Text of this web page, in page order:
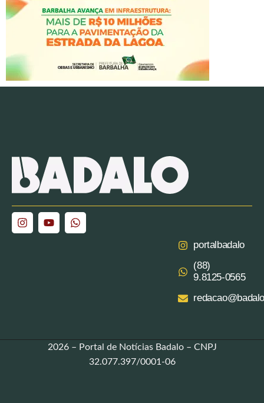
portalbadalo
(88)
9.8125‑0565‬
2026 – Portal de Notícias Badalo – CNPJ
32.077.397/0001-06